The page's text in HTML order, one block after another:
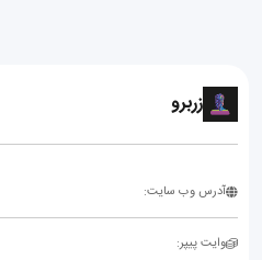
زربرو
آدرس وب سایت:
وایت پیپر: